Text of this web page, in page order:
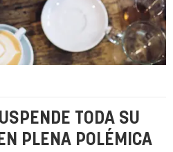
TODA SU
PLENA POLÉMICA